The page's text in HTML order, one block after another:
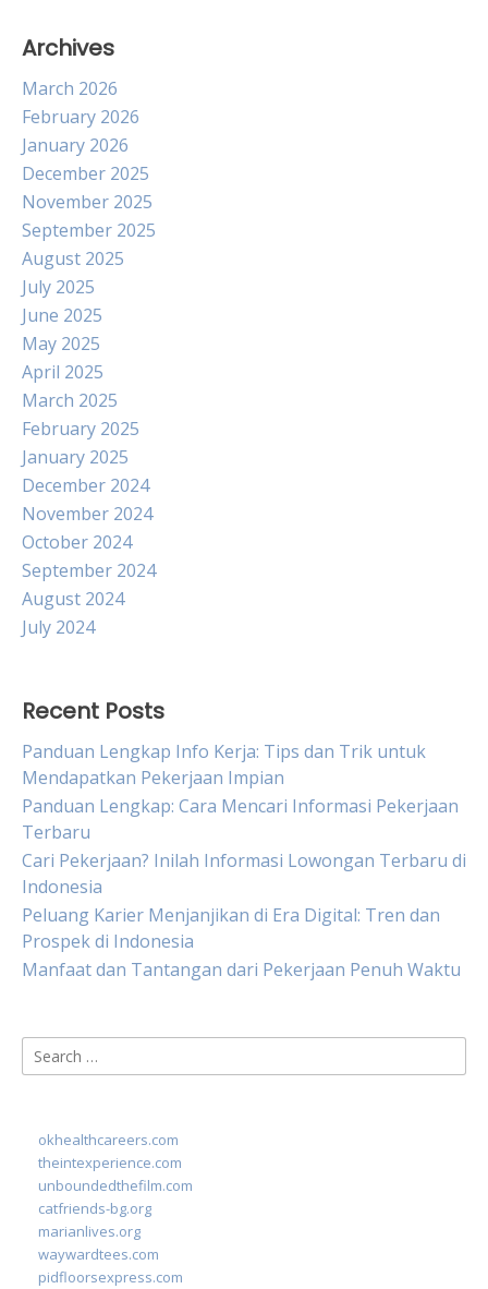
Archives
March 2026
February 2026
January 2026
December 2025
November 2025
September 2025
August 2025
July 2025
June 2025
May 2025
April 2025
March 2025
February 2025
January 2025
December 2024
November 2024
October 2024
September 2024
August 2024
July 2024
Recent Posts
Panduan Lengkap Info Kerja: Tips dan Trik untuk
Mendapatkan Pekerjaan Impian
Panduan Lengkap: Cara Mencari Informasi Pekerjaan
Terbaru
Cari Pekerjaan? Inilah Informasi Lowongan Terbaru di
Indonesia
Peluang Karier Menjanjikan di Era Digital: Tren dan
Prospek di Indonesia
Manfaat dan Tantangan dari Pekerjaan Penuh Waktu
Search
for:
okhealthcareers.com
theintexperience.com
unboundedthefilm.com
catfriends-bg.org
marianlives.org
waywardtees.com
pidfloorsexpress.com